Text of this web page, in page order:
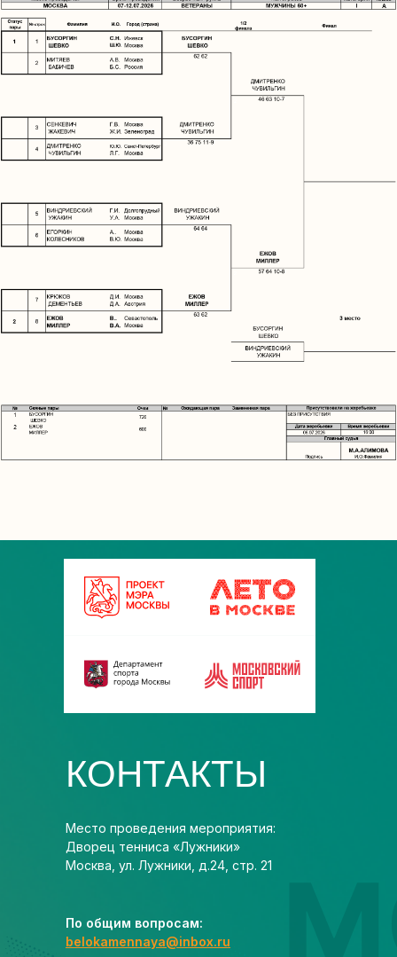
КОНТАКТЫ
Место проведения мероприятия:
Дворец тенниса «Лужники»
Москва, ул. Лужники, д.24, стр. 21
По общим вопросам:
belokamennaya@inbox.ru